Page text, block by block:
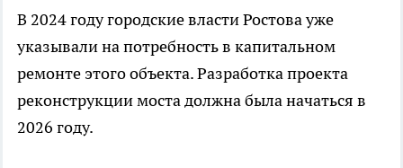
В 2024 году городские власти Ростова уже
указывали на потребность в капитальном
ремонте этого объекта. Разработка проекта
реконструкции моста должна была начаться в
2026 году.